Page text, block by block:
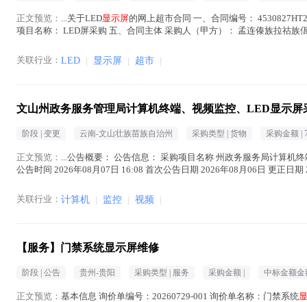
正文预览： ...关于LED显示屏的网上超市合同 一、合同编号：
项目名称： LED屏采购 五、合同主体 采购人（甲方）： 孟连傣族拉祜
关联行业： LED | 显示屏 | 超市 |
文山州政务服务管理局计算机终端、视频监控、LED显示屏
阶段 | 变更 云南-文山壮族苗族自治州 采购类型 | 货物 采购金额 |
正文预览： ...公告概要： 公告信息： 采购项目名称 州政务服务局计算机
公告时间 2026年08月07日 16:08 首次公告日期 2026年08月06日 更正日
关联行业： 计算机 | 监控 | 视频 |
【服务】门禁系统显示屏维修
阶段 | 公告 贵州-贵阳 采购类型 | 服务 采购金额 | 中标金额金
正文预览： 基本信息 询价单编号：20260729-001 询价单名称：门禁系统